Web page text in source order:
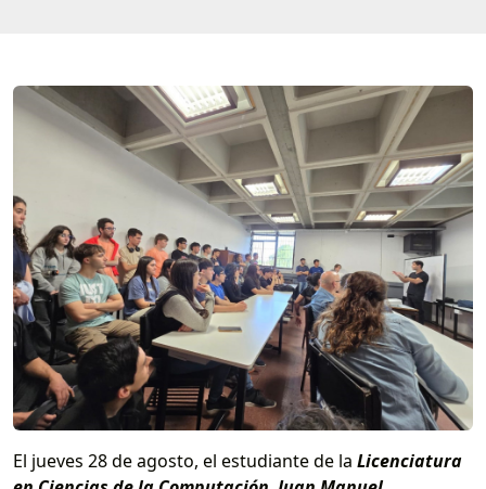
El jueves 28 de agosto, el estudiante de la Licenciatura